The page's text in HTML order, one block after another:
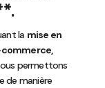
la mise en
permettons
de manière